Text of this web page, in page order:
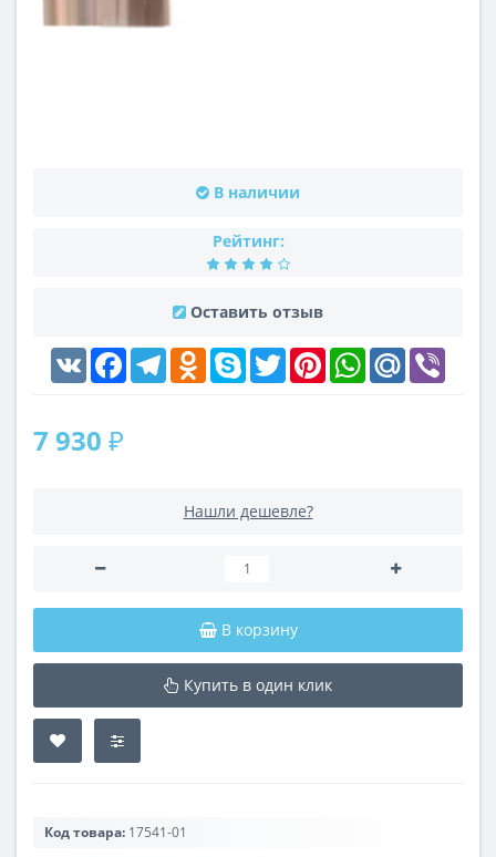
В наличии
Рейтинг:
Оставить отзыв
VK FacebookTelegramOdnoklassniki
Skype Twitter PinterestWhatsAppMail.Ru
7 930 ₽
Нашли дешевле?
В корзину
Купить в один клик
Код товара: 17541-01